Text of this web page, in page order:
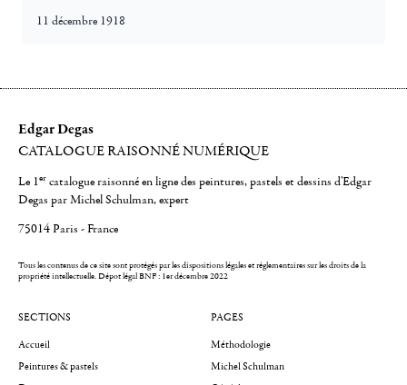
11 décembre 1918
Edgar Degas
CATALOGUE RAISONNÉ NUMÉRIQUE
Le 1er catalogue raisonné en ligne des peintures, pastels et dessins d'Edgar
Degas par Michel Schulman, expert
75014 Paris - France
Tous les contenus de ce site sont protégés par les dispositions légales et réglementaires sur les droits de la
propriété intellectuelle.Dépot légal BNF : 1er décembre 2022
SECTIONS
Accueil
Peintures & pastels
PAGES
Méthodologie
Michel Schulman